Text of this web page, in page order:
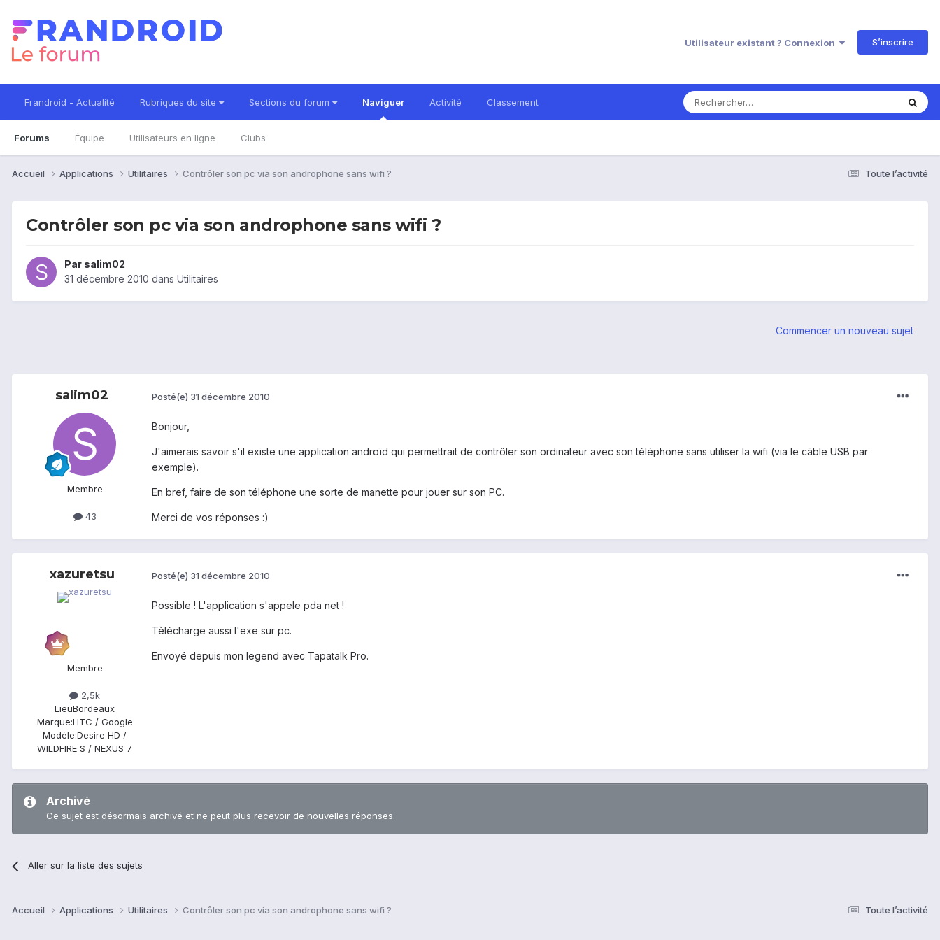
Utilisateur existant ? Connexion S’inscrire
Frandroid - Actualité Rubriques du site Sections du forum Naviguer
Forums Équipe Utilisateurs en ligne Clubs
Activité Classement
Toute l’activité
Accueil Applications Utilitaires Contrôler son pc via son androphone sans wifi ?
Contrôler son pc via son androphone sans wifi ?
Par salim02
31 décembre 2010 dans Utilitaires
Commencer un nouveau sujet
salim02
Membre
43
Posté(e) 31 décembre 2010
Bonjour,
J'aimerais savoir s'il existe une application androïd qui permettrait de contrôler son ordinateur avec son téléphone sans utiliser la wifi (via le câble USB par
exemple).
En bref, faire de son téléphone une sorte de manette pour jouer sur son PC.
Merci de vos réponses :)
xazuretsu
Membre
2,5k
LieuBordeaux
Marque:HTC / Google
Modèle:Desire HD /
WILDFIRE S / NEXUS 7
Posté(e) 31 décembre 2010
Possible ! L'application s'appele pda net !
Tèlécharge aussi l'exe sur pc.
Envoyé depuis mon legend avec Tapatalk Pro.
Archivé
Ce sujet est désormais archivé et ne peut plus recevoir de nouvelles réponses.
Aller sur la liste des sujets
Toute l’activité
Accueil Applications Utilitaires Contrôler son pc via son androphone sans wifi ?